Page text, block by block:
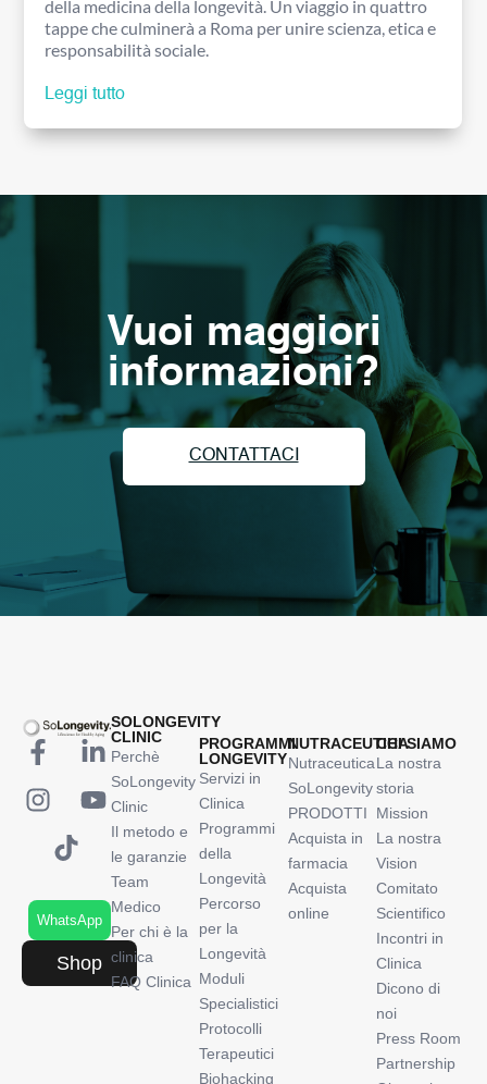
della medicina della longevità. Un viaggio in quattro
tappe che culminerà a Roma per unire scienza, etica e
responsabilità sociale.
Leggi tutto
Vuoi maggiori
informazioni?
CONTATTACI
WhatsApp
Shop
SOLONGEVITY
CLINIC
Perchè
SoLongevity
Clinic
Il metodo e
le garanzie
Team
Medico
Per chi è la
clinica
FAQ Clinica
PROGRAMMI
LONGEVITY
Servizi in
Clinica
Programmi
della
Longevità
Percorso
per la
Longevità
Moduli
Specialistici
Protocolli
Terapeutici
Biohacking
NUTRACEUTICA
Nutraceutica
SoLongevity
PRODOTTI
Acquista in
farmacia
Acquista
online
CHI SIAMO
La nostra
storia
Mission
La nostra
Vision
Comitato
Scientifico
Incontri in
Clinica
Dicono di
noi
Press Room
Partnership